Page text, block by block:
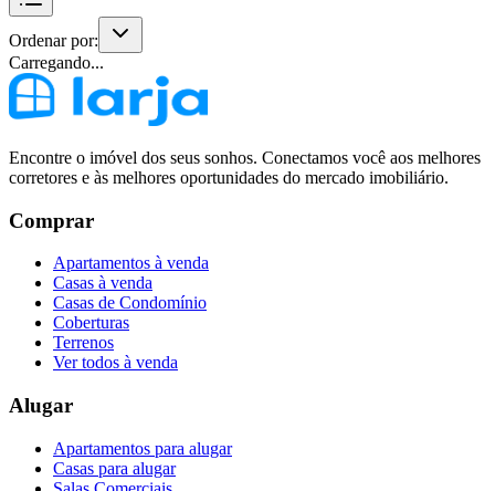
Ordenar por:
Carregando...
Encontre o imóvel dos seus sonhos. Conectamos você aos melhores
corretores e às melhores oportunidades do mercado imobiliário.
Comprar
Apartamentos à venda
Casas à venda
Casas de Condomínio
Coberturas
Terrenos
Ver todos à venda
Alugar
Apartamentos para alugar
Casas para alugar